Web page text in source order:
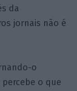
da
jornais não é
o
o que